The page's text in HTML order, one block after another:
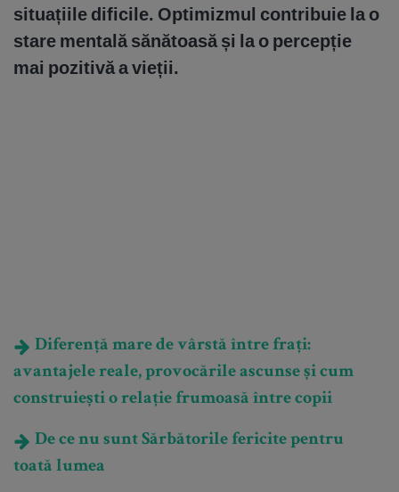
situațiile dificile. Optimizmul contribuie la o
stare mentală sănătoasă și la o percepție
mai pozitivă a vieții.
Diferență mare de vârstă între frați:
avantajele reale, provocările ascunse și cum
construiești o relație frumoasă între copii
De ce nu sunt Sărbătorile fericite pentru
toată lumea